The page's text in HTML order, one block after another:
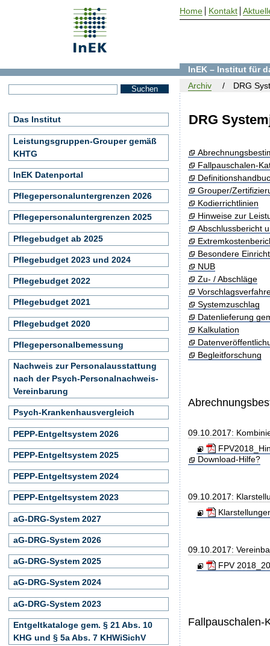
DRG
Fallpauschalen-
Grouper/
Kodierrichtlinien
Hinweise zur
Abschlussbericht
Besondere
NUB
Zu- / Abschläge
Systemzuschlag
Datenlieferung
Kalkulation
Begleitforschung
09.10.2017:
Download-Hilfe?
09.10.2017:
09.10.2017:
FPV
Fallpauschalen-
InEK – Institut für
Archiv
DRG
Das Institut
Leistungsgruppen-Grouper gemäß
KHTG
InEK Datenportal
Pflegepersonaluntergrenzen 2026
Pflegepersonaluntergrenzen 2025
Pflegebudget ab 2025
Pflegebudget 2023 und 2024
Pflegebudget 2022
Pflegebudget 2021
Pflegebudget 2020
Pflegepersonalbemessung
Nachweis zur Personalausstattung
nach der Psych-Personalnachweis-
Vereinbarung
Psych-Krankenhausvergleich
PEPP-Entgeltsystem 2026
PEPP-Entgeltsystem 2025
PEPP-Entgeltsystem 2024
PEPP-Entgeltsystem 2023
aG-DRG-System 2027
aG-DRG-System 2026
aG-DRG-System 2025
aG-DRG-System 2024
aG-DRG-System 2023
Entgeltkataloge gem. § 21 Abs. 10
KHG und § 5a Abs. 7 KHWiSichV
Home Kontakt